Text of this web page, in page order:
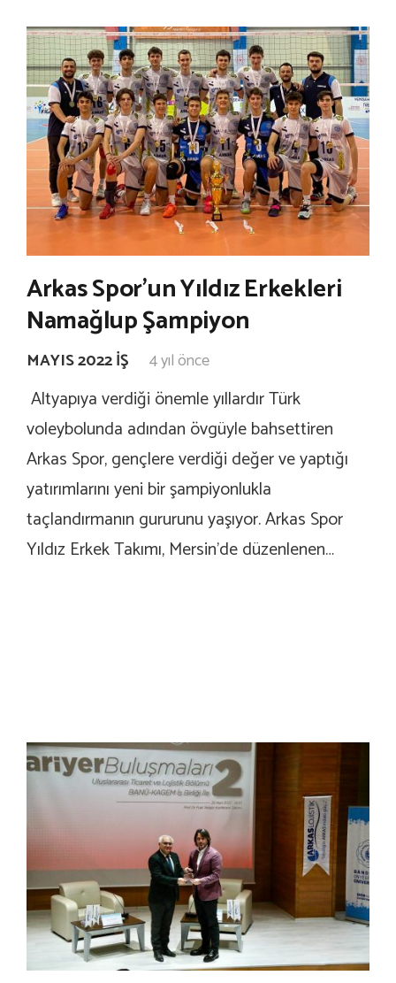
Arkas Spor’un Yıldız Erkekleri
Namağlup Şampiyon
MAYIS 2022 İŞ 4 yıl önce
Altyapıya verdiği önemle yıllardır Türk
voleybolunda adından övgüyle bahsettiren
Arkas Spor, gençlere verdiği değer ve yaptığı
yatırımlarını yeni bir şampiyonlukla
taçlandırmanın gururunu yaşıyor. Arkas Spor
Yıldız Erkek Takımı, Mersin’de düzenlenen…